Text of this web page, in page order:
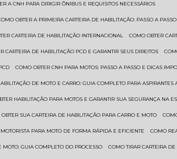
A CNH PARA DIRIGIR ÔNIBUS E REQUISITOS NECESSÁRIOS
COMO OBTER A PRIMEIRA CARTEIRA DE HABILITAÇÃO: PASSO A
CARTEIRA DE HABILITAÇÃO INTERNACIONAL COMO OBTER
CARTEIRA DE HABILITAÇÃO PCD E GARANTIR SEUS DIREITOS
COMO OBTER CNH PARA MOTOS: PASSO A PASSO E DICAS
DE MOTO E CARRO: GUIA COMPLETO PARA ASPIRANTES
HABILITAÇÃO PARA MOTOS E GARANTIR SUA SEGURANÇA NA
OBTER SUA CARTEIRA DE HABILITAÇÃO PARA CARRO E MOTO
MOTORISTA PARA MOTO DE FORMA RÁPIDA E EFICIENTE COMO
MOTO: GUIA COMPLETO DO PROCESSO COMO TIRAR CARTEIRA